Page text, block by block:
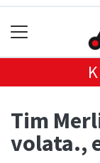
Tim
volata.,